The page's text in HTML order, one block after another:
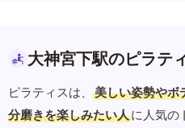
大神宮下駅のピラテ
ピラティスは、 美しい姿勢やボ
分磨きを楽しみたい人に人気の